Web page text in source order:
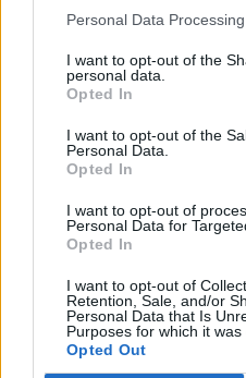
Personal Data
I want to opt-out of the
personal data.
Opted In
I want to opt-out of the
Personal Data.
Opted In
I want to opt-out of
Personal Data for
Opted In
I want to opt-out of
Retention, Sale, and/or
Personal Data that Is
Purposes for which it was
Opted Out
Por favor seleccione los
Palabras Conectadas
Palabras Conectadas
Palabras Conectadas
Palabras Conectadas
Palabras Conectadas
Palabras Conectadas
Palabras Conectadas